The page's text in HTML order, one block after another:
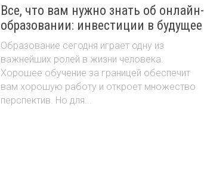
Все, что вам нужно знать об онлайн-
образовании: инвестиции в будущее
Образование сегодня играет одну из
важнейших ролей в жизни человека.
Хорошее обучение за границей обеспечит
вам хорошую работу и откроет множество
перспектив. Но для...